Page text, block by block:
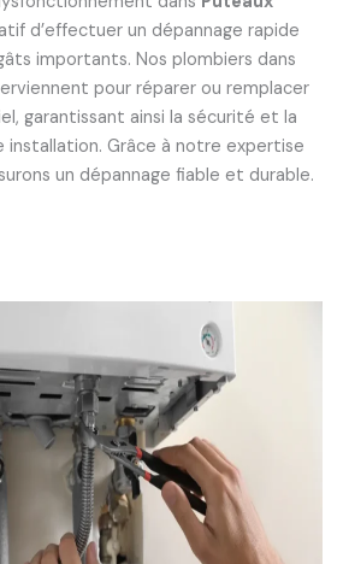
d’effectuer un dépannage rapide
importants. Nos plombiers dans
pour réparer ou remplacer
garantissant ainsi la sécurité et la
Grâce à notre expertise
un dépannage fiable et durable.